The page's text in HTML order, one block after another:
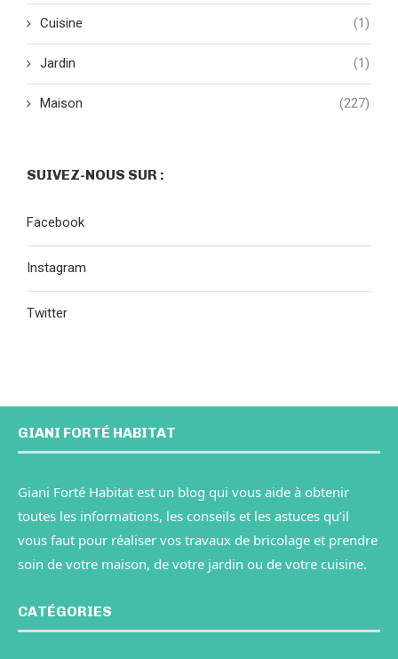
Cuisine (1)
Jardin (1)
Maison (227)
SUIVEZ-NOUS SUR :
Facebook
Instagram
Twitter
GIANI FORTÉ HABITAT
Giani Forté Habitat est un blog qui vous aide à obtenir
toutes les informations, les conseils et les astuces qu’il
vous faut pour réaliser vos travaux de bricolage et prendre
soin de votre maison, de votre jardin ou de votre cuisine.
CATÉGORIES